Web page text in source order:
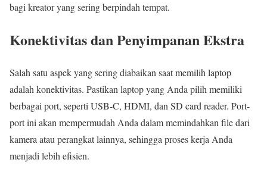
bagi kreator yang sering berpindah tempat.
Konektivitas dan Penyimpanan Ekstra
Salah satu aspek yang sering diabaikan saat memilih laptop
adalah konektivitas. Pastikan laptop yang Anda pilih memiliki
berbagai port, seperti USB-C, HDMI, dan SD card reader. Port-
port ini akan mempermudah Anda dalam memindahkan file dari
kamera atau perangkat lainnya, sehingga proses kerja Anda
menjadi lebih efisien.